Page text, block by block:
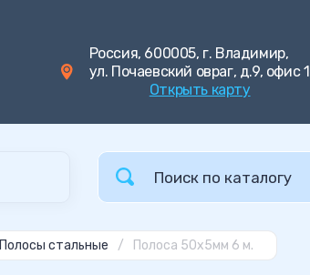
Россия, 600005, г. Владимир,
ул. Почаевский овраг, д.9, офис 1
Открыть карту
Полосы стальные / Полоса 50х5мм 6 м.